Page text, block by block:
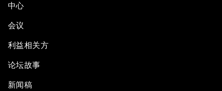
中心
会议
利益相关方
论坛故事
新闻稿